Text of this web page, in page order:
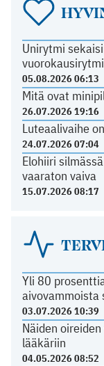
Unirytmi
05.08.2026 06:13
Mitä ovat
26.07.2026 19:16
Luteaalivaihe
24.07.2026 07:04
Elohiiri
vaaraton vaiva
15.07.2026 08:17
Yli 80
aivovammoista
03.07.2026 10:39
Näiden
lääkäriin
04.05.2026 08:52